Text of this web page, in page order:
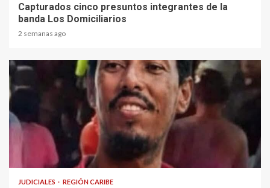
Capturados cinco presuntos integrantes de la
banda Los Domiciliarios
2 semanas ago
JUDICIALES REGIÓN CARIBE